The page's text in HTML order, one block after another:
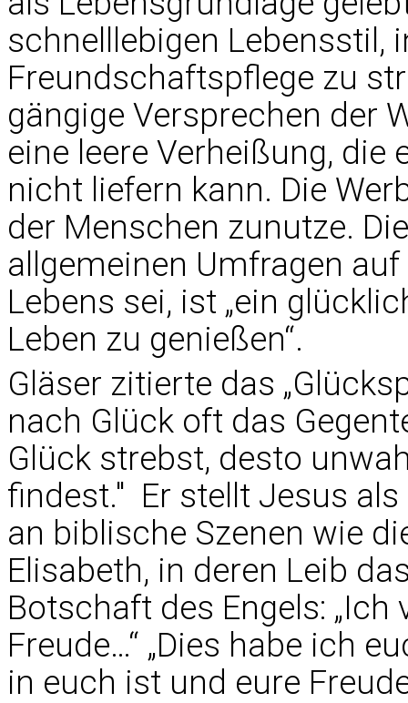
schnelllebigen Lebensstil,
Freundschaftspflege zu
gängige Versprechen der
eine leere Verheißung,
nicht liefern kann. Die
der Menschen zunutze.
allgemeinen Umfragen
Lebens sei, ist „ein
Leben zu genießen“.
Gläser zitierte das
nach Glück oft das
Glück strebst, desto
findest." Er stellt Jesus
an biblische Szenen wie
Elisabeth, in deren Leib
Botschaft des Engels:
Freude…“ „Dies habe ich
in euch ist und eure